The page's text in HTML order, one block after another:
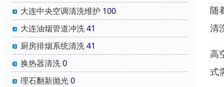
大连中央空调清洗维护 100
大连油烟管道冲洗41
厨房排烟系统清洗41
换热器清洗0
理石翻新抛光0
随
清
高
式